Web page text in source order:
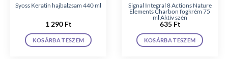
Syoss Keratin hajbalzsam 440 ml
1 290 Ft
KOSÁRBA TESZEM
Signal Integral 8 Actions Nature
Elements Charbon fogkrém 75
ml Aktív szén
635 Ft
KOSÁRBA TESZEM